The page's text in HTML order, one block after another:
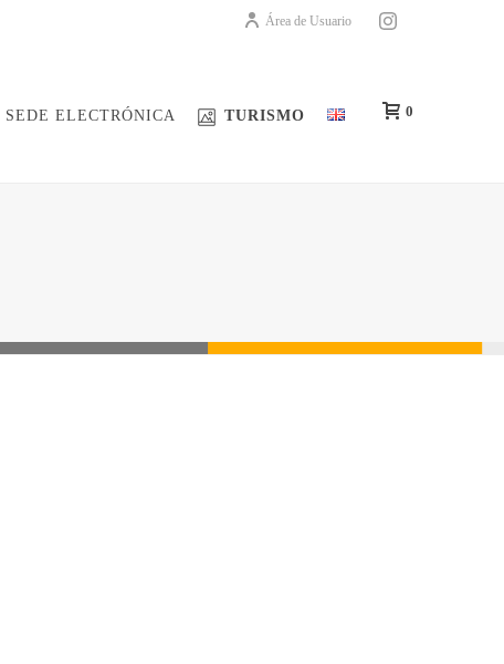
Área de Usuario
SEDE ELECTRÓNICA TURISMO 0